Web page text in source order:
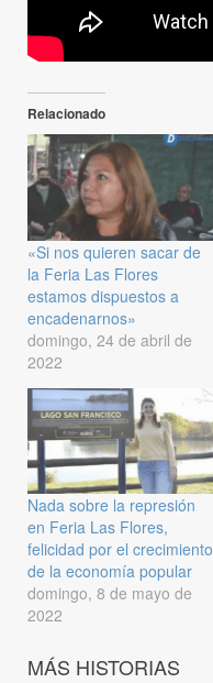
Relacionado
«Si nos quieren sacar de
la Feria Las Flores
estamos dispuestos a
encadenarnos»
domingo, 24 de abril de
2022
Nada sobre la represión
en Feria Las Flores,
felicidad por el crecimiento
de la economía popular
domingo, 8 de mayo de
2022
MÁS HISTORIAS